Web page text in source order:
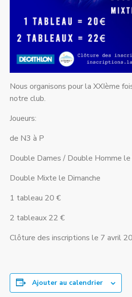
Nous organisons pour la XXIème
notre club.
Joueurs:
de N3 à P
Double Dames / Double Homme le
Double Mixte le Dimanche
1 tableau 20 €
2 tableaux 22 €
Clôture des inscriptions le 7 avril
Ajouter au calendrier